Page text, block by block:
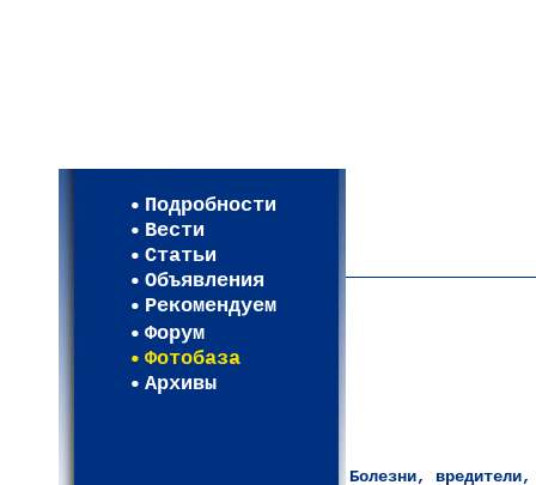
Подробности
Вести
Статьи
Объявления
Рекомендуем
Форум
Фотобаза
Архивы
Болезни, вредители,